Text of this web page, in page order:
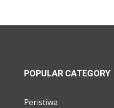
POPULAR CATEGORY
Peristiwa